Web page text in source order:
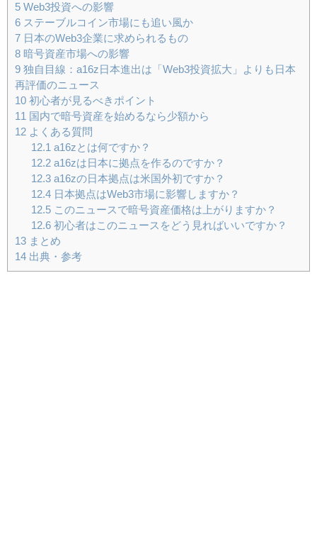
5 Web3投資への影響
6 ステーブルコイン市場にも追い風か
7 日本のWeb3企業に求められるもの
8 暗号資産市場への影響
9 独自目線：a16z日本進出は「Web3投資拡大」よりも日本
再評価のニュース
10 初心者が見るべきポイント
11 国内で暗号資産を始めるなら少額から
12 よくある質問
12.1 a16zとは何ですか？
12.2a16zは日本に拠点を作るのですか？
12.3a16zの日本拠点は米国外初ですか？
12.4日本拠点はWeb3市場に影響しますか？
12.5このニュースで暗号資産価格は上がりますか？
12.6初心者はこのニュースをどう見ればいいですか？
13 まとめ
14 出典・参考